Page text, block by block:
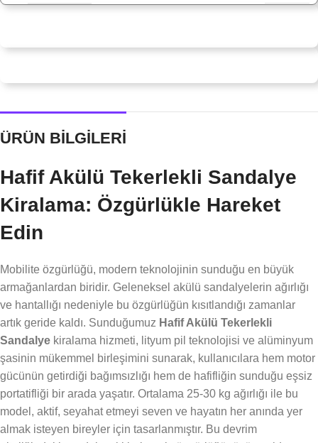
ÜRÜN BİLGİLERİ
Hafif Akülü Tekerlekli Sandalye
Kiralama: Özgürlükle Hareket
Edin
Mobilite özgürlüğü, modern teknolojinin sunduğu en büyük
armağanlardan biridir. Geleneksel akülü sandalyelerin ağırlığı
ve hantallığı nedeniyle bu özgürlüğün kısıtlandığı zamanlar
artık geride kaldı. Sunduğumuz Hafif Akülü Tekerlekli
Sandalye kiralama hizmeti, lityum pil teknolojisi ve alüminyum
şasinin mükemmel birleşimini sunarak, kullanıcılara hem motor
gücünün getirdiği bağımsızlığı hem de hafifliğin sunduğu eşsiz
portatifliği bir arada yaşatır. Ortalama 25-30 kg ağırlığı ile bu
model, aktif, seyahat etmeyi seven ve hayatın her anında yer
almak isteyen bireyler için tasarlanmıştır. Bu devrim